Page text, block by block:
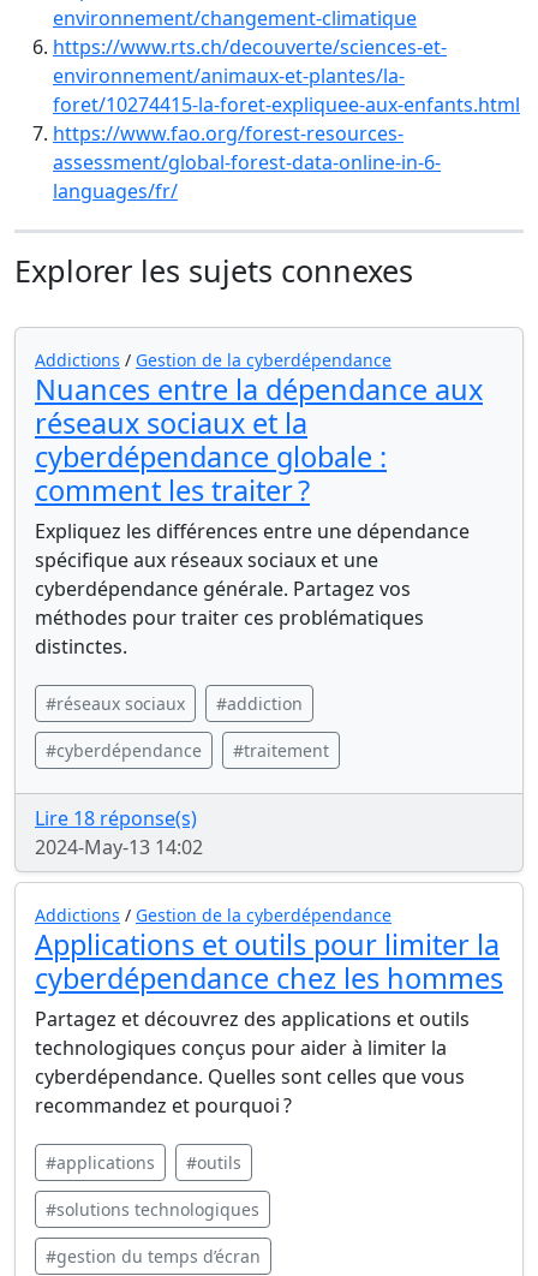
environnement/changement-climatique
https://www.rts.ch/decouverte/sciences-et-
environnement/animaux-et-plantes/la-
foret/10274415-la-foret-expliquee-aux-enfants.html
https://www.fao.org/forest-resources-
assessment/global-forest-data-online-in-6-
languages/fr/
Explorer les sujets connexes
Addictions / Gestion de la cyberdépendance
Nuances entre la dépendance aux
réseaux sociaux et la
cyberdépendance globale :
comment les traiter ?
Expliquez les différences entre une dépendance
spécifique aux réseaux sociaux et une
cyberdépendance générale. Partagez vos
méthodes pour traiter ces problématiques
distinctes.
#réseaux sociaux #addiction
#cyberdépendance #traitement
Lire 18 réponse(s)
2024-May-13 14:02
Addictions / Gestion de la cyberdépendance
Applications et outils pour limiter la
cyberdépendance chez les hommes
Partagez et découvrez des applications et outils
technologiques conçus pour aider à limiter la
cyberdépendance. Quelles sont celles que vous
recommandez et pourquoi ?
#applications #outils
#solutions technologiques
#gestion du temps d’écran